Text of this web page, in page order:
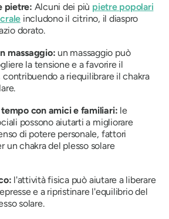
pietre: Alcuni dei più pietre popolari
includono il citrino, il diaspro
dorato.
massaggio: un massaggio può
la tensione e a favorire il
contribuendo a riequilibrare il chakra
con amici e familiari: le
possono aiutarti a migliorare
di potere personale, fattori
un chakra del plesso solare
l'attività fisica può aiutare a liberare
e a ripristinare l'equilibrio del
solare.